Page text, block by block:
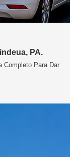
PA.
Completo Para Dar